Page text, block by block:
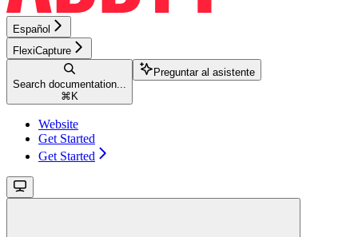
Español
FlexiCapture
Search documentation...
⌘ K
Preguntar al asistente
Website
Get Started
Get Started